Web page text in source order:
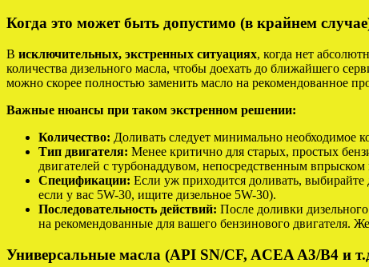
Когда это может быть допустимо (в крайнем
В исключительных, экстренных ситуациях, когда нет
количества дизельного масла, чтобы доехать до ближайшего
можно скорее полностью заменить масло на рекомендованное
Важные нюансы при таком экстренном решении:
Количество: Доливать следует минимально необходимое
Тип двигателя: Менее критично для старых, простых
двигателей с турбонаддувом, непосредственным
Спецификации: Если уж приходится доливать,
если у вас 5W-30, ищите дизельное 5W-30).
Последовательность действий: После доливки
на рекомендованные для вашего бензинового двигателя.
Универсальные масла (API SN/CF, ACEA A3/B4 и